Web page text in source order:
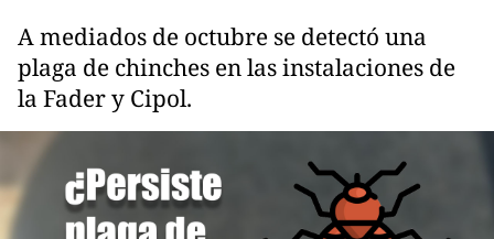
A mediados de octubre se detectó una
plaga de chinches en las instalaciones de
la Fader y Cipol.